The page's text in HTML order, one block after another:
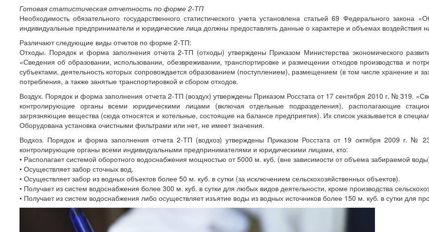
Готовая статистическая отчетность по форме 2-ТП
Необходимость обязательного государственного статистического учета установлена статьей 69 Федерального
индивидуальные предприниматели и юридические лица должны предоставлять данные о характере и объемах воздействия
Различают следующие виды отчетов по форме 2-ТП:
Отходы. Порядок и форма заполнения отчета 2-ТП (отходы) утверждены Приказом Министерства экономического
«Сведения об образовании, использовании, обезвреживании, транспортировке и размещении отходов производства и
субъектами, деятельность которых сопровождается образованием (поступлением), размещением (в том числе хранение и
потребления, а также занятые транспортировкой и сбором отходов.
Воздух. Порядок и форма заполнения отчета 2-ТП (воздух) утверждены Приказом Росстата от 17 сентября 2010 г. № 319.
контролирующие органы всеми юридическими лицами (включая отдельные подразделения), располагающие
загрязняющие вещества (сюда относятся и котельные, состоящие на балансе предприятия). Их список указывается в
Оборудована установка очистными фильтрами или нет, не имеет значения.
Водхоз. Порядок и форма заполнения отчета 2-ТП (водхоз) утверждены Приказом Росстата от 19 октября 2009 г. №
контролирующие органы всеми индивидуальными предпринимателями и юридическими лицами, кто:
• Располагает системой оборотного водоснабжения мощностью от 5000 м. куб. (вне зависимости от объема забираемой
• Осуществляет забор сточных вод.
• Осуществляет забор из водных объектов более 50 м. куб. в сутки (за исключением сельскохозяйственных объектов).
• Получает из систем водоснабжения более 300 м. куб. в сутки для любых видов деятельности, кроме производства
• Получает из систем водоснабжения либо осуществляет изъятие воды из водных источников более 150 м. куб. в сутки для